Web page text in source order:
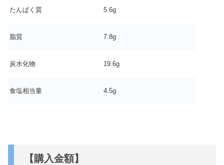
たんぱく質 5.6g
脂質 7.8g
炭水化物 19.6g
食塩相当量 4.5g
【購入金額】